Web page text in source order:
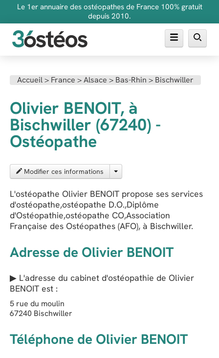
Le 1er annuaire des ostéopathes de France 100% gratuit
depuis 2010.
Inscrire son cabinet
Accueil> France >Alsace > Bas-Rhin > Bischwiller
Olivier BENOIT, à
Bischwiller (67240) -
Ostéopathe
Modifier ces informations
L'ostéopathe Olivier BENOIT propose ses services
d'ostéopathe,ostéopathe D.O.,Diplôme
d'Ostéopathie,ostéopathe CO,Association
Française des Ostéopathes (AFO), à Bischwiller.
Adresse de Olivier BENOIT
▶ L'adresse du cabinet d'ostéopathie de Olivier
BENOIT est :
5 rue du moulin
67240 Bischwiller
Téléphone de Olivier BENOIT